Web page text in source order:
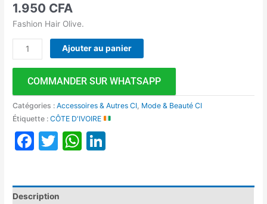
1.950 CFA
Fashion Hair Olive.
Ajouter au panier
COMMANDER SUR WHATSAPP
Catégories :Accessoires & Autres CI Mode & Beauté CI
Étiquette :CÔTE D'IVOIRE
Facebook
TwitterWhatsApp
Description